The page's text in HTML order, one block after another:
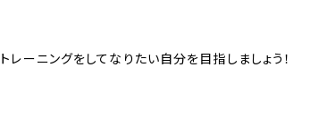
ーニングをしてなりたい自分を目指しましょう！